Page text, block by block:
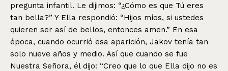
pregunta infantil. Le dijimos: “¿Cómo es que Tú eres
tan bella?” Y Ella respondió: “Hijos míos, si ustedes
quieren ser así de bellos, entonces amen.” En esa
época, cuando ocurrió esa aparición, Jakov tenía tan
solo nueve años y medio. Así que cuando se fue
Nuestra Señora, él dijo: “Creo que lo que Ella dijo no es